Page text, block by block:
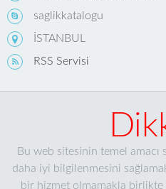
saglikkatalogu
İSTANBUL
RSS Servisi
Bu web sitesinin temel amacı
daha iyi bilgilenmesini
bir hizmet olmamakla birlikte